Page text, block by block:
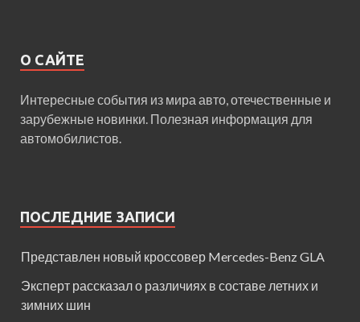
О САЙТЕ
Интересные события из мира авто, отечественные и
зарубежные новинки. Полезная информация для
автомобилистов.
ПОСЛЕДНИЕ ЗАПИСИ
Представлен новый кроссовер Mercedes-Benz GLA
Эксперт рассказал о различиях в составе летних и
зимних шин